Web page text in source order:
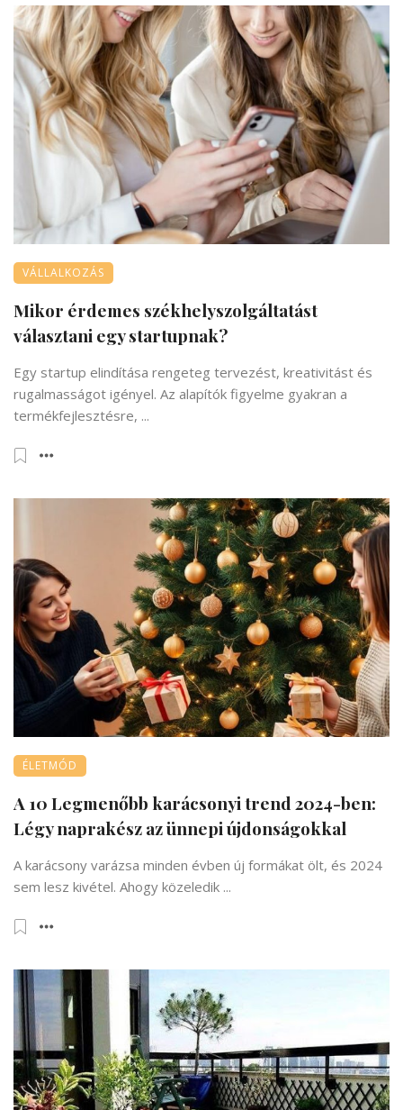
VÁLLALKOZÁS
Mikor érdemes székhelyszolgáltatást
választani egy startupnak?
Egy startup elindítása rengeteg tervezést, kreativitást és
rugalmasságot igényel. Az alapítók figyelme gyakran a
termékfejlesztésre, ...
ÉLETMÓD
A 10 Legmenőbb karácsonyi trend 2024-ben:
Légy naprakész az ünnepi újdonságokkal
A karácsony varázsa minden évben új formákat ölt, és 2024
sem lesz kivétel. Ahogy közeledik ...